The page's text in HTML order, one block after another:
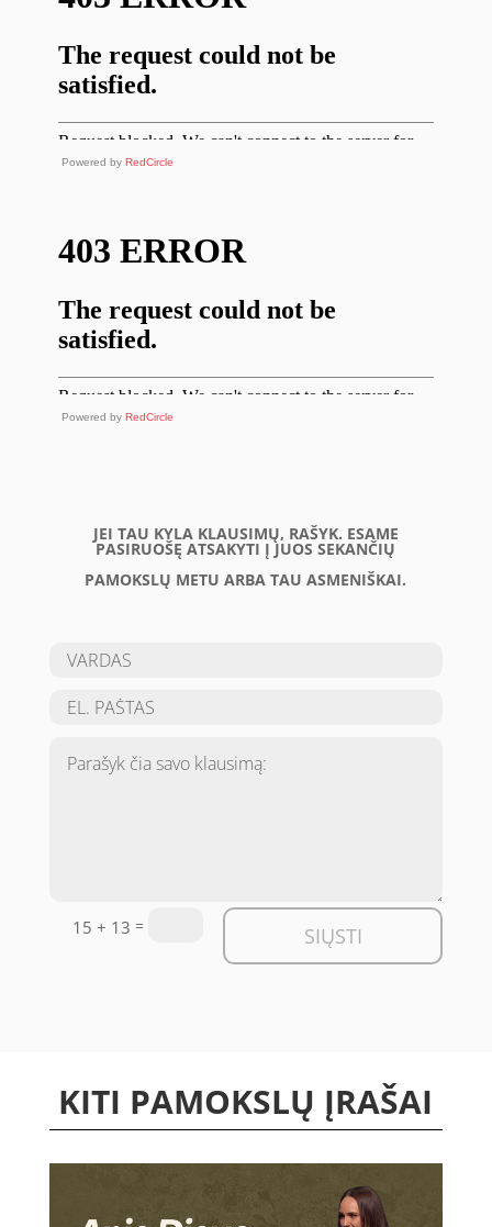
Powered by RedCircle
Powered by RedCircle
JEI TAU KYLA KLAUSIMŲ, RAŠYK. ESAME
PASIRUOŠĘ ATSAKYTI Į JUOS SEKANČIŲ
PAMOKSLŲ METU ARBA TAU ASMENIŠKAI.
15 + 13 = SIŲSTI
KITI PAMOKSLŲ ĮRAŠAI